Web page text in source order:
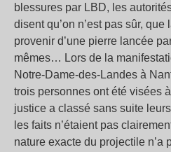
blessures par LBD, les
disent qu’on n’est pas sûr,
provenir d’une pierre lancée
mêmes… Lors de la
Notre-Dame-des-Landes à
trois personnes ont été visées
justice a classé sans suite
les faits n’étaient pas
nature exacte du projectile n’a